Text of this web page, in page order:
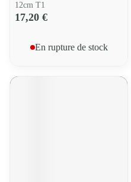
12cm T1
17,20 €
En rupture de stock